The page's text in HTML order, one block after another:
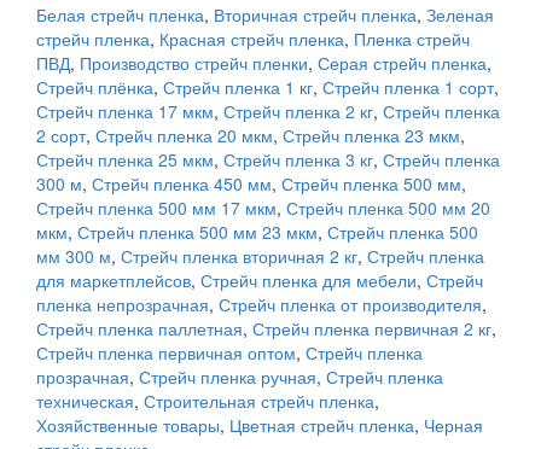
Белая стрейч пленка, Вторичная стрейч пленка, Зеленая
стрейч пленка, Красная стрейч пленка, Пленка стрейч
ПВД, Производство стрейч пленки, Серая стрейч пленка,
Стрейч плёнка, Стрейч пленка 1 кг, Стрейч пленка 1 сорт,
Стрейч пленка 17 мкм, Стрейч пленка 2 кг, Стрейч пленка
2 сорт, Стрейч пленка 20 мкм, Стрейч пленка 23 мкм,
Стрейч пленка 25 мкм, Стрейч пленка 3 кг, Стрейч пленка
300 м, Стрейч пленка 450 мм, Стрейч пленка 500 мм,
Стрейч пленка 500 мм 17 мкм, Стрейч пленка 500 мм 20
мкм, Стрейч пленка 500 мм 23 мкм, Стрейч пленка 500
мм 300 м, Стрейч пленка вторичная 2 кг, Стрейч пленка
для маркетплейсов, Стрейч пленка для мебели, Стрейч
пленка непрозрачная, Стрейч пленка от производителя,
Стрейч пленка паллетная, Стрейч пленка первичная 2 кг,
Стрейч пленка первичная оптом, Стрейч пленка
прозрачная, Стрейч пленка ручная, Стрейч пленка
техническая, Строительная стрейч пленка,
Хозяйственные товары, Цветная стрейч пленка, Черная